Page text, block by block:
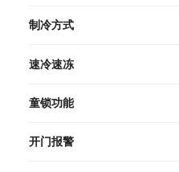
制冷方式
速冷速冻
童锁功能
开门报警